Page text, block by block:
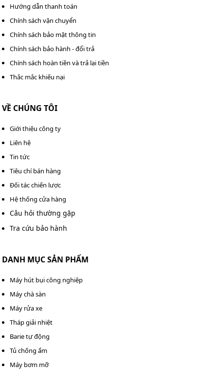
Hướng dẫn thanh toán
Chính sách vận chuyển
Chính sách bảo mật thông tin
Chính sách bảo hành - đổi trả
Chính sách hoàn tiền và trả lại tiền
Thắc mắc khiếu nại
VỀ CHÚNG TÔI
Giới thiệu công ty
Liên hệ
Tin tức
Tiêu chí bán hàng
Đối tác chiến lược
Hệ thống cửa hàng
Câu hỏi thường gặp
Tra cứu bảo hành
DANH MỤC SẢN PHẨM
Máy hút bụi công nghiệp
Máy chà sàn
Máy rửa xe
Tháp giải nhiệt
Barie tự động
Tủ chống ẩm
Máy bơm mỡ